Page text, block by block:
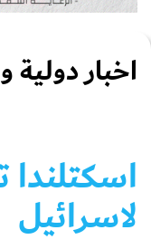
اخبار دولية
لاسرائيل